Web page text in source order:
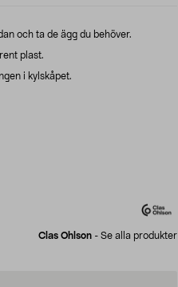
och ta de ägg du behöver.
plast.
i kylskåpet.
Clas Ohlson - Se alla produkter